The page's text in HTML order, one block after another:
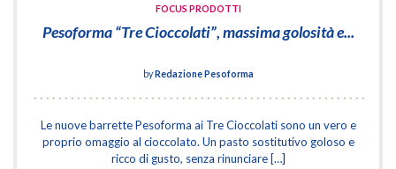
FOCUS PRODOTTI
Pesoforma “Tre Cioccolati”, massima golosità e...
byRedazione Pesoforma
Le nuove barrette Pesoforma ai Tre Cioccolati sono un vero e
proprio omaggio al cioccolato. Un pasto sostitutivo goloso e
ricco di gusto, senza rinunciare […]